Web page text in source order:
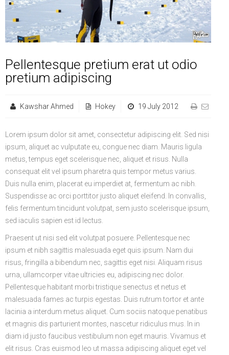
Economics
Small Business
Pellentesque pretium erat ut odio
pretium adipiscing
Kawshar Ahmed Hokey 19 July 2012
Lorem ipsum dolor sit amet, consectetur adipiscing elit. Sed nisi
ipsum, aliquet ac vulputate eu, congue nec diam. Mauris ligula
metus, tempus eget scelerisque nec, aliquet et risus. Nulla
consequat elit vel ipsum pharetra quis tempor metus varius.
Duis nulla enim, placerat eu imperdiet at, fermentum ac nibh.
Suspendisse ac orci porttitor justo aliquet eleifend. In convallis,
felis fermentum tincidunt volutpat, sem justo scelerisque ipsum,
sed iaculis sapien est id lectus.
Praesent ut nisi sed elit volutpat posuere. Pellentesque nec
ipsum et nibh sagittis malesuada eget quis ipsum. Nam dui
risus, fringilla a bibendum nec, sagittis eget nisi. Aliquam risus
urna, ullamcorper vitae ultricies eu, adipiscing nec dolor.
Pellentesque habitant morbi tristique senectus et netus et
malesuada fames ac turpis egestas. Duis rutrum tortor et ante
lacinia a interdum metus aliquet. Cum sociis natoque penatibus
et magnis dis parturient montes, nascetur ridiculus mus. In in
diam id justo faucibus vestibulum non eget mauris. Vivamus et
elit risus. Cras euismod leo ut massa adipiscing aliquet eget vel